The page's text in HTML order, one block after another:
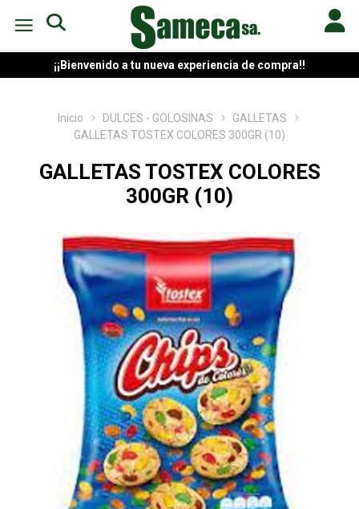
¡¡Bienvenido a tu nueva experiencia de compra!!
Inicio DULCES - GOLOSINAS
GALLETAS
GALLETAS TOSTEX COLORES 300GR (10)
GALLETAS TOSTEX COLORES
300GR (10)